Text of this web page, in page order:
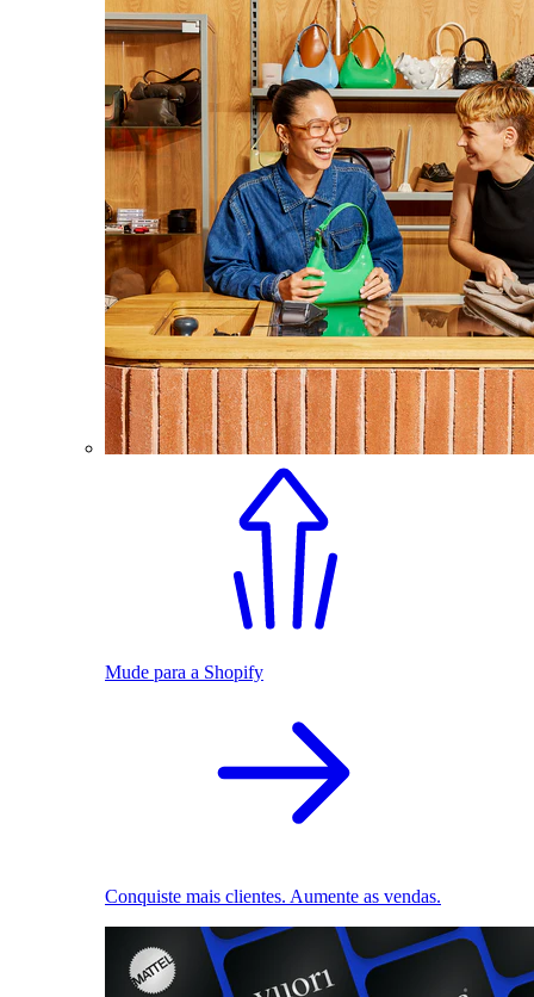
Mude para a Shopify
Conquiste mais clientes. Aumente as vendas.